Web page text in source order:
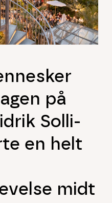
på
Solli-
en helt
midt